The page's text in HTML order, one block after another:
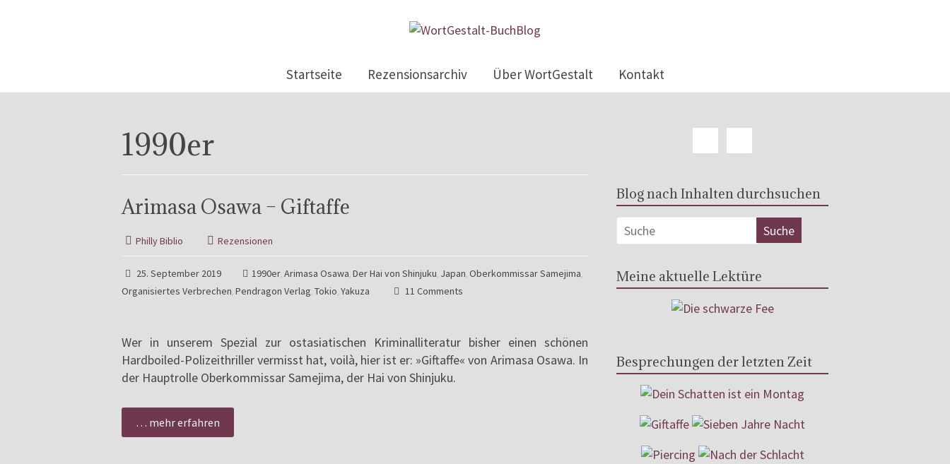
Startseite Rezensionsarchiv Über WortGestalt Kontakt
1990er
Arimasa Osawa – Giftaffe
Philly Biblio Rezensionen
25. September 2019 1990er, Arimasa Osawa, Der Hai von Shinjuku, Japan, Oberkommissar Samejima,
Organisiertes Verbrechen, Pendragon Verlag, Tokio, Yakuza 11 Comments
Wer in unserem Spezial zur ostasiatischen Kriminalliteratur bisher einen schönen
Hardboiled-Polizeithriller vermisst hat, voilà, hier ist er: »Giftaffe« von Arimasa Osawa. In
der Hauptrolle Oberkommissar Samejima, der Hai von Shinjuku.
… mehr erfahren
Blog nach Inhalten durchsuchen
Meine aktuelle Lektüre
Besprechungen der letzten Zeit